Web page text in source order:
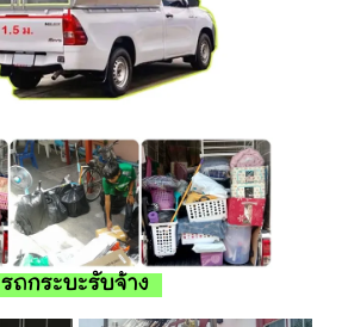
รถกระบะรับจ้าง